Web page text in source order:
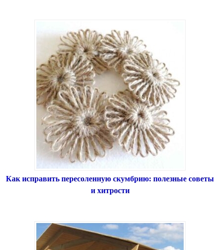
Как исправить пересоленную скумбрию: полезные советы
и хитрости